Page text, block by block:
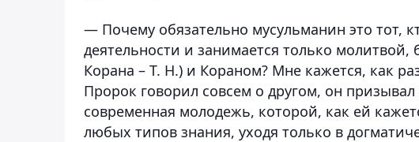
— Почему обязательно мусульманин это тот,
деятельности и занимается только
Корана – Т. Н.) и Кораном? Мне кажется, как
Пророк говорил совсем о другом, он
современная молодежь, которой, как ей
любых типов знания, уходя только в